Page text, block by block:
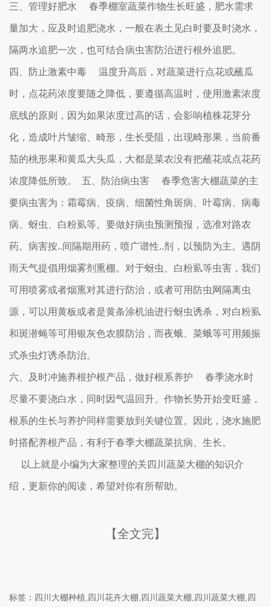
三、管理好肥水 春季棚室蔬菜作物生长旺盛，肥水需求
量加大，应及时追肥浇水，一般在表土见白时要及时浇水，
隔两水追肥一次，也可结合病虫害防治进行根外追肥。
四、防止激素中毒 温度升高后，对蔬菜进行点花或蘸瓜
时，点花药浓度要随之降低，要遵循高温时，使用激素浓度
底线的原则，因为如果浓度过高的话，会影响植株花芽分
化，造成叶片皱缩、畸形，生长受阻，出现畸形果，当前番
茄的桃形果和黄瓜大头瓜，大都是菜农没有把蘸花或点花药
浓度降低所致。 五、防治病虫害 春季危害大棚蔬菜的主
要病虫害为：霜霉病、疫病、细菌性角斑病、叶霉病、病毒
病、蚜虫、白粉虱等。要做好病虫预测预报，选准对路农
药。病害按..间隔期用药，喷广谱性..剂，以预防为主。遇阴
雨天气提倡用烟雾剂熏棚。对于蚜虫、白粉虱等虫害，我们
可用喷雾或者烟熏对其进行防治，或者可用防虫网隔离虫
源，可以用黄板或者是黄条涂机油进行蚜虫诱杀，对白粉虱
和斑潜蝇等可用银灰色农膜防治，而夜蛾、菜蛾等可用频振
式杀虫灯诱杀防治。
六、及时冲施养根护根产品，做好根系养护 春季浇水时
尽量不要浇白水，同时因气温回升、作物长势开始变旺盛，
根系的生长与养护同样需要放到关键位置。因此，浇水施肥
时搭配养根产品，有利于春季大棚蔬菜抗病、生长。
以上就是小编为大家整理的关四川蔬菜大棚的知识介
绍，更新你的阅读，希望对你有所帮助。
【全文完】
标签：四川大棚种植,四川花卉大棚,四川蔬菜大棚,四川蔬菜大棚,四